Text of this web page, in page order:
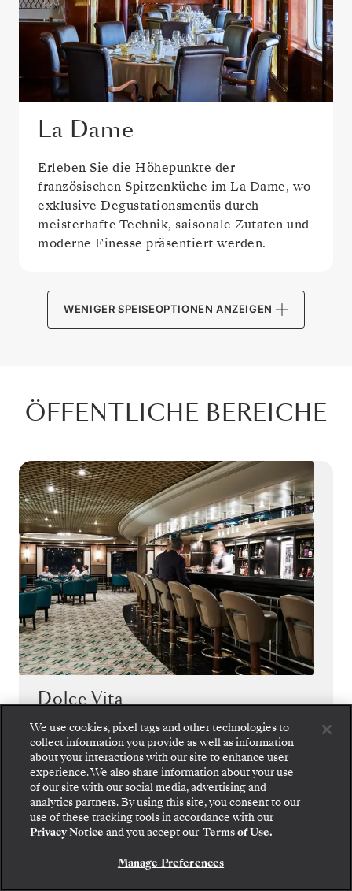
La Dame
Erleben Sie die Höhepunkte der
französischen Spitzenküche im La Dame, wo
exklusive Degustationsmenüs durch
meisterhafte Technik, saisonale Zutaten und
moderne Finesse präsentiert werden.
WENIGER SPEISEOPTIONEN ANZEIGEN
ÖFFENTLICHE BEREICHE
Dolce Vita
Eine Kreuzfahrt ist nicht vollkommen, wenn
man keine neue Menschen kennenlernt.
Genießen Sie kostenlose Getränke und die
Livemusik an der Dolce Vita, während Sie
sich mit anderen Gästen unterhalten.
We use cookies, pixel tags and other technologies to
collect information you provide as well as information
about your interactions with our site to enhance user
experience. We also share information about your use
of our site with our social media, advertising and
analytics partners. By using this site, you consent to our
use of these tracking tools in accordance with our
Privacy Notice and you accept our Terms of Use.
Manage Preferences